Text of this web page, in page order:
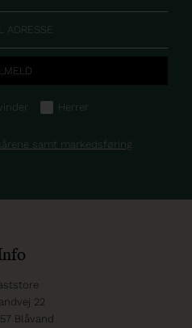
Herrer
samt markedsføring
22
Blåvand